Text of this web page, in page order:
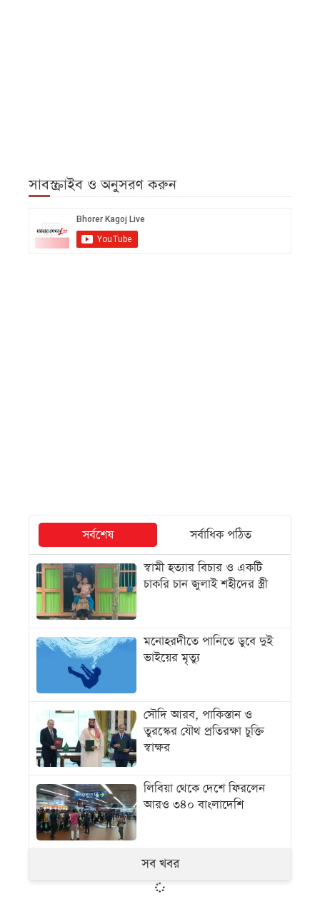
সাবস্ক্রাইব ও অনুসরণ করুন
সর্বশেষ
সর্বাধিক পঠিত
স্বামী হত্যার বিচার ও একটি
চাকরি চান জুলাই শহীদের স্ত্রী
মনোহরদীতে পানিতে ডুবে দুই
ভাইয়ের মৃত্যু
সৌদি আরব, পাকিস্তান ও
তুরস্কের যৌথ প্রতিরক্ষা চুক্তি
স্বাক্ষর
লিবিয়া থেকে দেশে ফিরলেন
আরও ৩৪০ বাংলাদেশি
সব খবর